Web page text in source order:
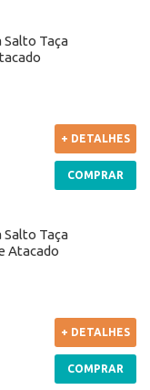
Salto Taça
+ DETALHES
COMPRAR
Salto Taça
Atacado
+ DETALHES
COMPRAR